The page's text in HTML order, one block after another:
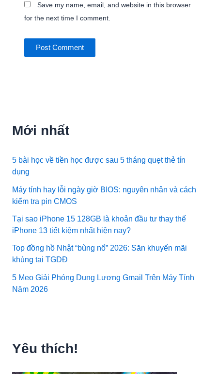
Save my name, email, and website in this browser
for the next time I comment.
Mới nhất
5 bài học về tiền học được sau 5 tháng quẹt thẻ tín
dụng
Máy tính hay lỗi ngày giờ BIOS: nguyên nhân và cách
kiểm tra pin CMOS
Tại sao iPhone 15 128GB là khoản đầu tư thay thế
iPhone 13 tiết kiệm nhất hiện nay?
Top đồng hồ Nhật “bùng nổ” 2026: Săn khuyến mãi
khủng tại TGDĐ
5 Mẹo Giải Phóng Dung Lượng Gmail Trên Máy Tính
Năm 2026
Yêu thích!